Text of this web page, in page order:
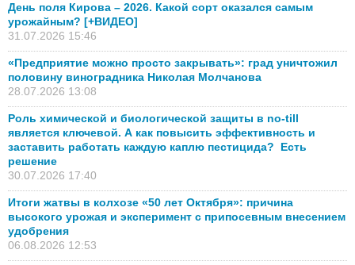
День поля Кирова – 2026. Какой сорт оказался самым
урожайным? [+ВИДЕО]
31.07.2026 15:46
«Предприятие можно просто закрывать»: град уничтожил
половину виноградника Николая Молчанова
28.07.2026 13:08
Роль химической и биологической защиты в no-till
является ключевой. А как повысить эффективность и
заставить работать каждую каплю пестицида? Есть
решение
30.07.2026 17:40
Итоги жатвы в колхозе «50 лет Октября»: причина
высокого урожая и эксперимент с припосевным внесением
удобрения
06.08.2026 12:53